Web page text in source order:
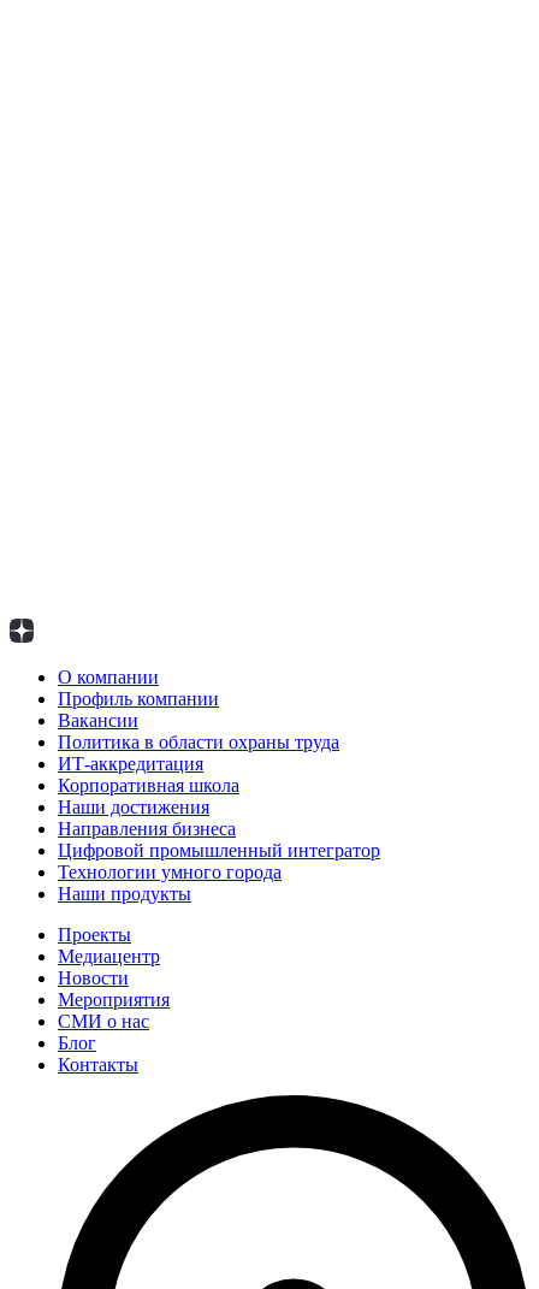
О компании
Профиль компании
Вакансии
Политика в области охраны труда
ИТ-аккредитация
Корпоративная школа
Наши достижения
Направления бизнеса
Цифровой промышленный интегратор
Технологии умного города
Наши продукты
Проекты
Медиацентр
Новости
Мероприятия
СМИ о нас
Блог
Контакты